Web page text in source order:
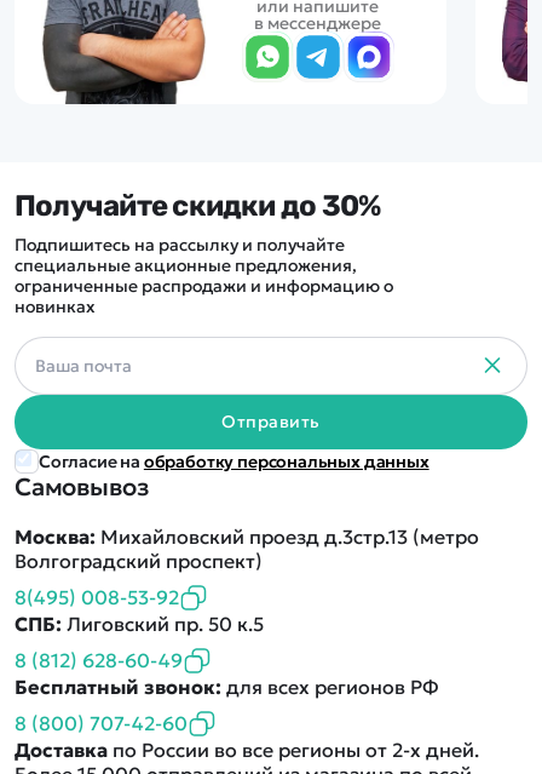
или напишите
в мессенджере
Самовывоз
Москва: Михайловский проезд д.3стр.13 (метро
Волгоградский проспект)
8(495) 008-53-92
СПБ: Лиговский пр. 50 к.5
8 (812) 628-60-49
Бесплатный звонок: для всех регионов РФ
8 (800) 707-42-60
Доставка по России во все регионы от 2-х дней.
Получайте скидки до 30%
Подпишитесь на рассылку и получайте
специальные акционные предложения,
ограниченные распродажи и информацию о
новинках
Отправить
Согласие на обработку персональных данных